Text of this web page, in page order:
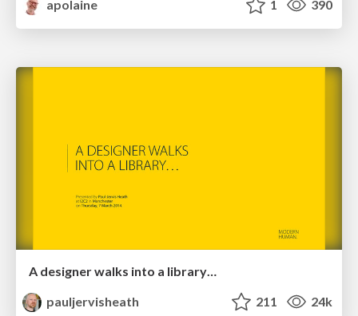
apolaine 1 390
A designer walks into a library…
pauljervisheath
211 24k